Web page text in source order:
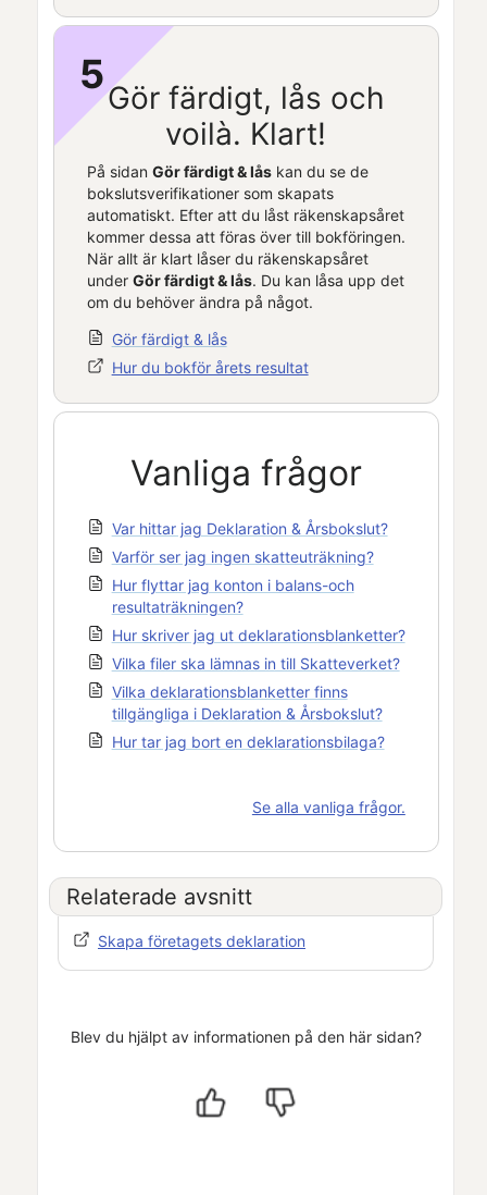
5Gör färdigt, lås och
voilà. Klart!
På sidan Gör färdigt & låskan du se de
bokslutsverifikationer som skapats
automatiskt. Efter att du låst räkenskapsåret
kommer dessa att föras över till bokföringen.
När allt är klart låser du räkenskapsåret
under Gör färdigt & lås. Du kan låsa upp det
om du behöver ändra på något.
Gör färdigt & lås
Hur du bokför årets resultat
Vanliga frågor
Var hittar jag Deklaration & Årsbokslut?
Varför ser jag ingen skatteuträkning?
Hur flyttar jag konton i balans-och
resultaträkningen?
Hur skriver jag ut deklarationsblanketter?
Vilka filer ska lämnas in till Skatteverket?
Vilka deklarationsblanketter finns
tillgängliga i Deklaration & Årsbokslut?
Hur tar jag bort en deklarationsbilaga?
Se alla vanliga frågor.
Relaterade avsnitt
Skapa företagets deklaration
Blev du hjälpt av informationen på den här sidan?